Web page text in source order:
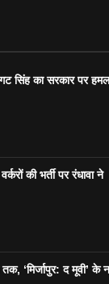
सिंह का सरकार पर
की भर्ती पर रंधावा ने
‘मिर्जापुर: द मूवी’ के